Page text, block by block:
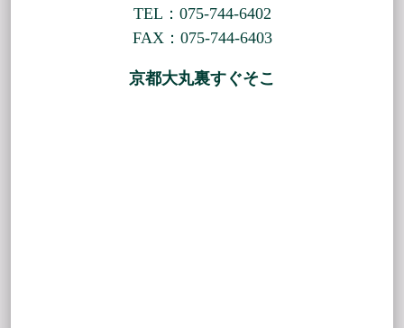
TEL：075-744-6402
FAX：075-744-6403
京都大丸裏すぐそこ